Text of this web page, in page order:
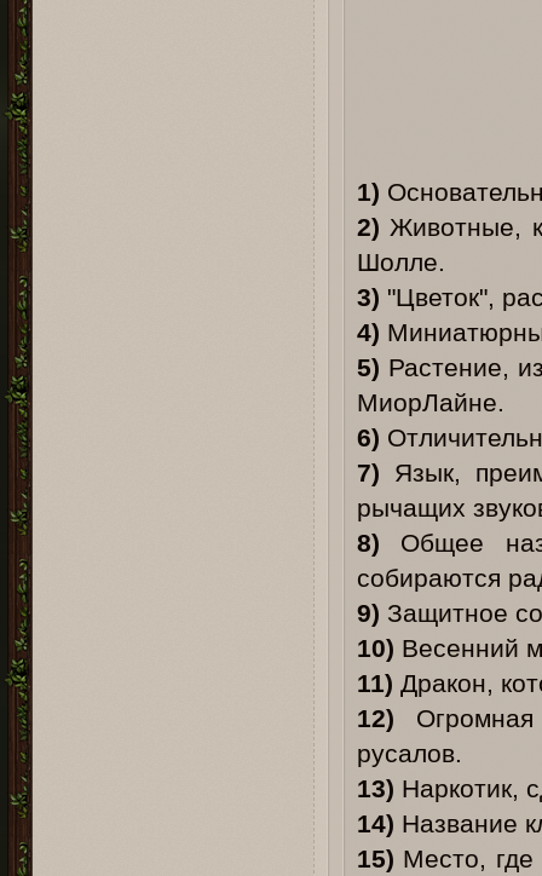
1)
2) Животные,
Шолле.
3) "Цветок",
4)
5) Растение,
МиорЛайне.
6)
7) Язык,
рычащих
8) Общее
собираются
9) Защитное
10) Весенний
11) Дракон,
12)
русалов.
13) Наркотик,
14) Название
15) Место, где